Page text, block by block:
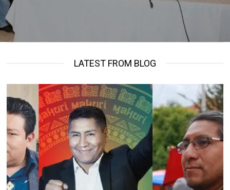
LATEST FROM BLOG